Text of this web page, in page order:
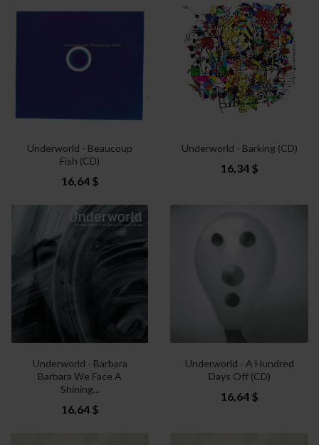
Underworld - Beaucoup
Fish (CD)
16,64 $
Underworld - Barking (CD)
16,34 $
Underworld - Barbara
Barbara We Face A
Shining...
16,64 $
Underworld - A Hundred
Days Off (CD)
16,64 $